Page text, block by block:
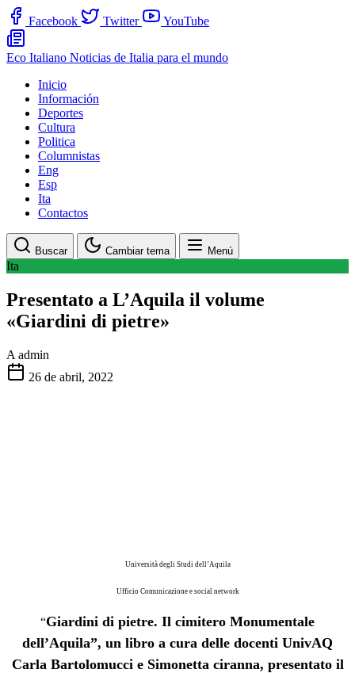
Facebook Twitter YouTube
Eco Italiano Noticias de Italia para el mundo
Inicio
Información
Deportes
Cultura
Politica
Columnistas
Eng
Esp
Ita
Contactos
Buscar Cambiar tema Menú
Ita
Presentato a L’Aquila il volume
«Giardini di pietre»
A admin
26 de abril, 2022
Università degli Studi dell’Aquila
Ufficio Comunicazione e social network
“Giardini di pietre. Il cimitero Monumentale
dell’Aquila”, un libro a cura delle docenti UnivAQ
Carla Bartolomucci e Simonetta ciranna, presentato il